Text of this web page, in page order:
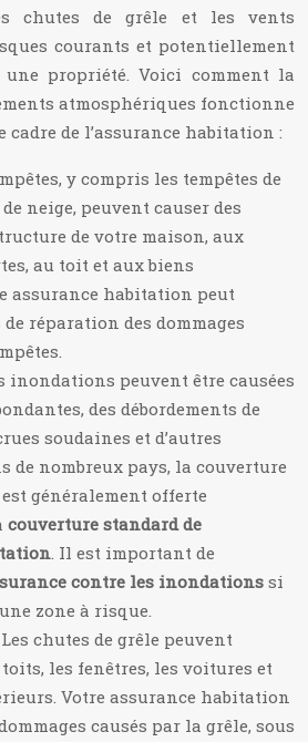
chutes de grêle et les vents
courants et potentiellement
une propriété. Voici comment la
atmosphériques fonctionne
cadre de l’assurance habitation :
y compris les tempêtes de
neige, peuvent causer des
de votre maison, aux
au toit et aux biens
assurance habitation peut
réparation des dommages
inondations peuvent être causées
des débordements de
soudaines et d’autres
de nombreux pays, la couverture
généralement offerte
couverture standard de
. Il est important de
contre les inondations si
zone à risque.
chutes de grêle peuvent
les fenêtres, les voitures et
Votre assurance habitation
causés par la grêle, sous